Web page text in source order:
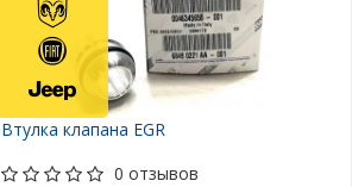
Втулка клапана EGR
0 отзывов